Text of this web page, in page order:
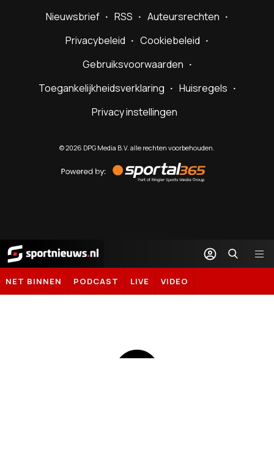
Nieuwsbrief RSS
Auteursrechten
Privacybeleid
Cookiebeleid
Gebruiksvoorwaarden
Toegankelijkheidsverklaring
Huisregels
Privacy instellingen
©2026 DPG Media B.V. alle rechten voorbehouden.
by
Sportal365
Sportnieuws.nl
NET BINNEN PODCAST LIVE VIDEO